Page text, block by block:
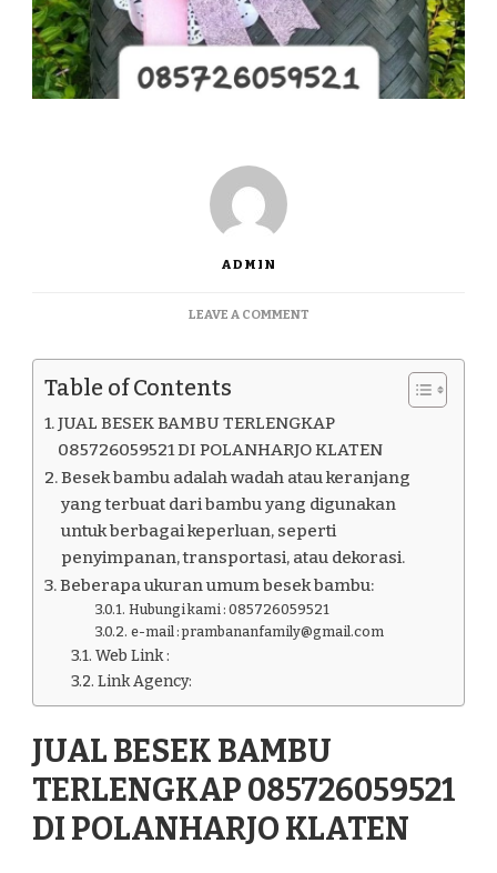
ADMIN
LEAVE A COMMENTON
085726059521
POLANHARJO
KLATEN
Table of Contents
JUAL BESEK BAMBU TERLENGKAP
085726059521 DI POLANHARJO KLATEN
Besek bambu adalah wadah atau keranjang
yang terbuat dari bambu yang digunakan
untuk berbagai keperluan, seperti
penyimpanan, transportasi, atau dekorasi.
Beberapa ukuran umum besek bambu:
Hubungi kami : 085726059521
e-mail : prambananfamily@gmail.com
Web Link :
Link Agency:
JUAL BESEK BAMBU
TERLENGKAP 085726059521
DI POLANHARJO KLATEN